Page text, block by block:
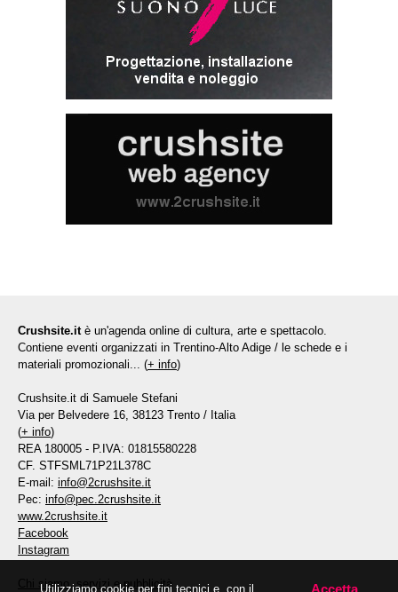
Crushsite.it è un'agenda online di cultura, arte e spettacolo.
Contiene eventi organizzati in Trentino-Alto Adige / le schede e i
materiali promozionali... (+ info)
Crushsite.it di Samuele Stefani
Via per Belvedere 16, 38123 Trento / Italia
(+ info)
REA 180005 - P.IVA: 01815580228
CF. STFSML71P21L378C
E-mail: info@2crushsite.it
Pec: info@pec.2crushsite.it
www.2crushsite.it
Facebook
Instagram
Chi siamo, servizi e pubblicità
Utilizziamo cookie per fini tecnici e, con il Accetta